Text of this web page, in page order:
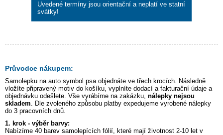
Uvedené termíny jsou orientační a neplatí ve statní
svátky!
Průvodce nákupem:
Samolepku na auto symbol psaobjednáte ve třech krocích. Následně
vložíte připravený motiv do košíku, vyplníte dodací a fakturační údaje a
objednávku odešlete. Vše vyrábíme na zakázku, nálepky nejsou
skladem. Dle zvoleného způsobu platby expedujeme vyrobené nálepky
do 3 pracovních dnů.
1. krok - výběr barvy:
Nabízíme 40 barev samolepících fólií, které mají životnost 2-10 let v